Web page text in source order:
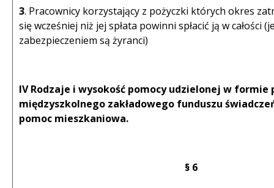
3. Pracownicy korzystający z pożyczki których okres
się wcześniej niż jej spłata powinni spłacić ją w całości
zabezpieczeniem są żyranci)
IV Rodzaje i wysokość pomocy udzielonej w formie
międzyszkolnego zakładowego funduszu
pomoc mieszkaniowa.
§ 6